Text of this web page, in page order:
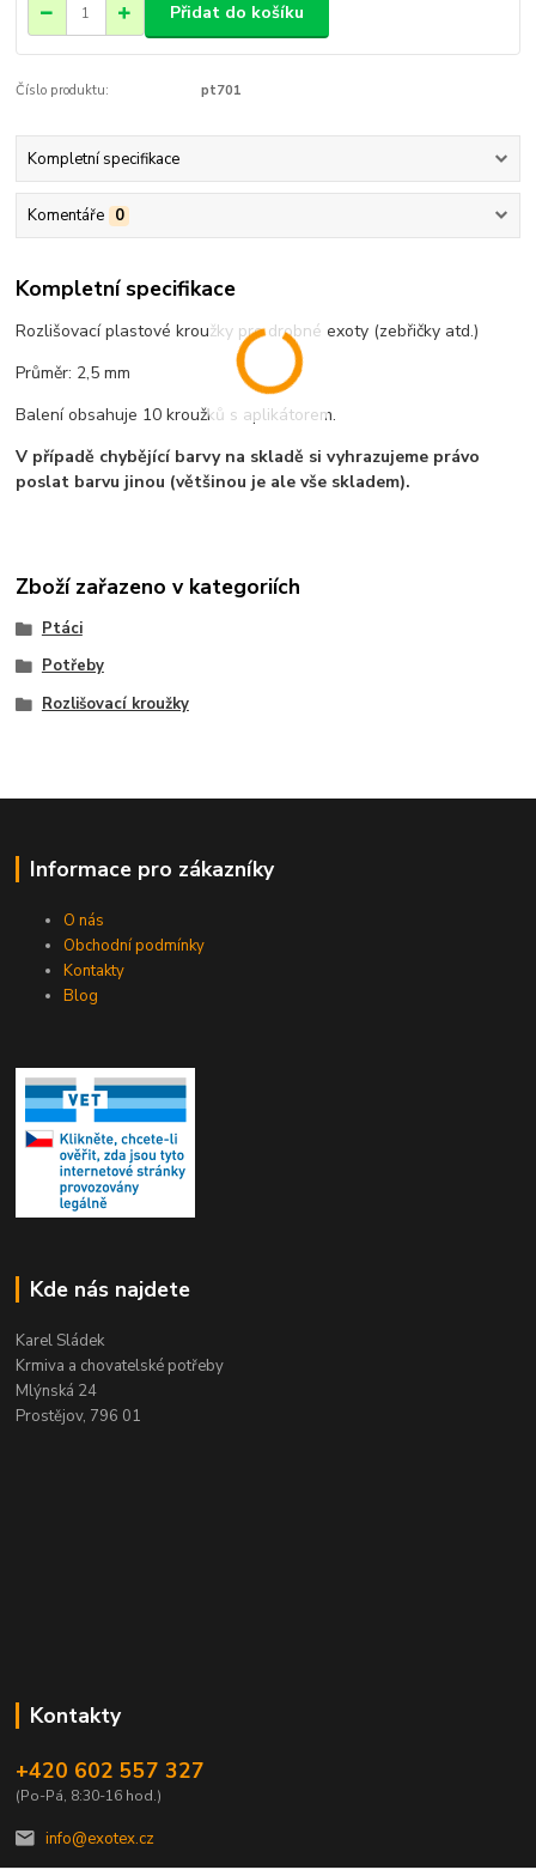
Přidat do košíku
Číslo produktu: pt701
Kompletní specifikace
Komentáře 0
Kompletní specifikace
Rozlišovací plastové kroužky pro drobné exoty (zebřičky atd.)
Průměr: 2,5 mm
Balení obsahuje 10 kroužků s aplikátorem.
V případě chybějící barvy na skladě si vyhrazujeme právo
poslat barvu jinou (většinou je ale vše skladem).
Zboží zařazeno v kategoriích
Ptáci
Potřeby
Rozlišovací kroužky
Informace pro zákazníky
O nás
Obchodní podmínky
Kontakty
Blog
Kde nás najdete
Karel Sládek
Krmiva a chovatelské potřeby
Mlýnská 24
Prostějov, 796 01
Kontakty
+420 602 557 327
(Po-Pá, 8:30-16 hod.)
info@exotex.cz